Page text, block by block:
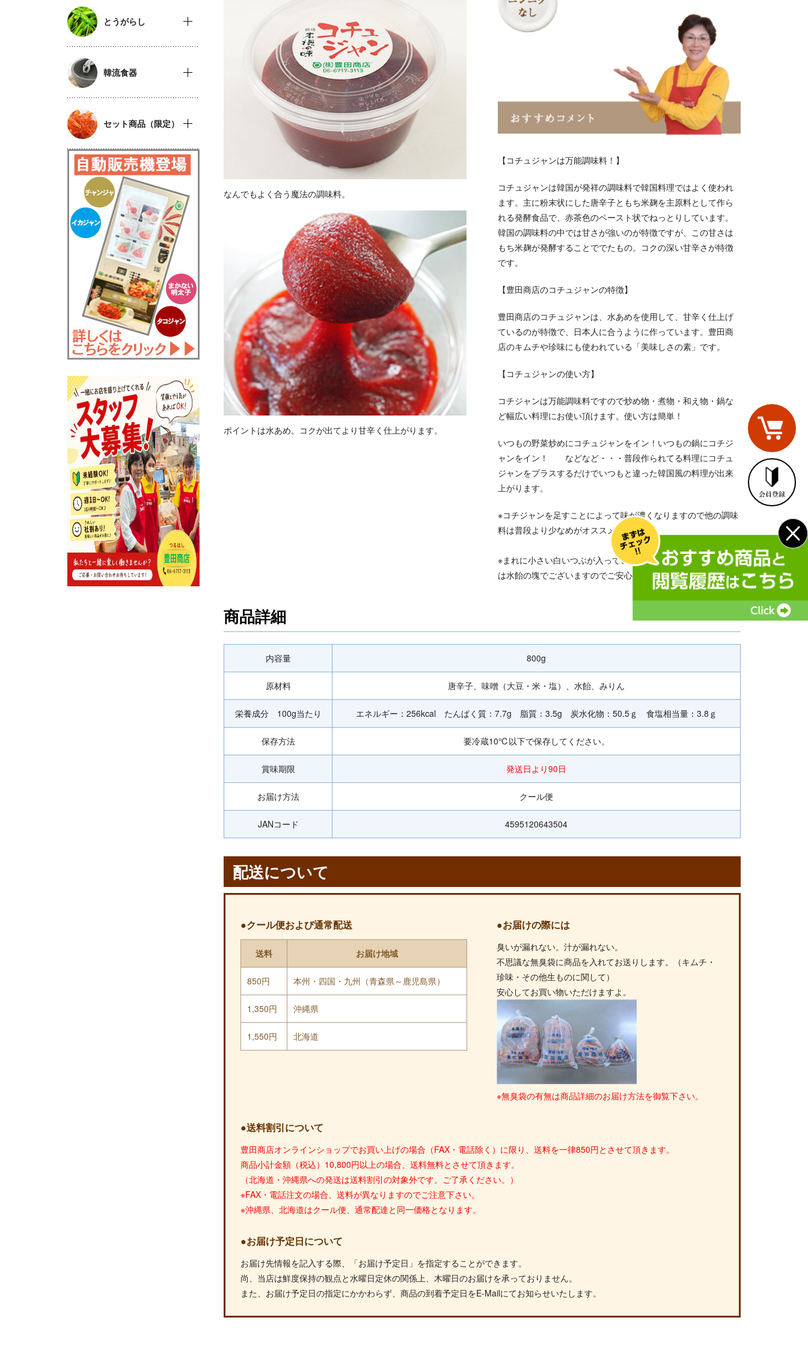
とうがらし
韓流食器
セット商品（限定）
なんでもよく合う魔法の調味料。
ポイントは水あめ。コクが出てより甘辛く仕上がります。
【コチュジャンは万能調味料！】
コチュジャンは韓国が発祥の調味料で韓国料理ではよく使われ
ます。主に粉末状にした唐辛子ともち米麹を主原料として作ら
れる発酵食品で、赤茶色のペースト状でねっとりしています。
韓国の調味料の中では甘さが強いのが特徴ですが、この甘さは
もち米麹が発酵することででたもの。コクの深い甘辛さが特徴
です。
【豊田商店のコチュジャンの特徴】
豊田商店のコチュジャンは、水あめを使用して、甘辛く仕上げ
ているのが特徴で、日本人に合うように作っています。豊田商
店のキムチや珍味にも使われている「美味しさの素」です。
【コチュジャンの使い方】
コチジャンは万能調味料ですので炒め物・煮物・和え物・鍋な
ど幅広い料理にお使い頂けます。使い方は簡単！
いつもの野菜炒めにコチュジャンをイン！いつもの鍋にコチジ
ャンをイン！ などなど・・・普段作られてる料理にコチュ
ジャンをプラスするだけでいつもと違った韓国風の料理が出来
上がります。
※コチジャンを足すことによって味が濃くなりますので他の調味
料は普段より少なめがオススメです。
※まれに小さい白いつぶが入っている場合がございますが、それ
は水飴の塊でございますのでご安心くださいませ。
商品詳細
内容量 800g
原材料 唐辛子、味噌（大豆・米・塩）、水飴、みりん
栄養成分 100g当たり エネルギー：256kcal たんぱく質：7.7g 脂質：3.5g 炭水化物：50.5ｇ 食塩相当量：3.8ｇ
保存方法 要冷蔵10℃以下で保存してください。
賞味期限 発送日より90日
お届け方法 クール便
JANコード 4595120643504
配送について
●クール便および通常配送
送料 お届け地域
850円 本州・四国・九州（青森県～鹿児島県）
1,350円 沖縄県
1,550円 北海道
●お届けの際には
臭いが漏れない。汁が漏れない。
不思議な無臭袋に商品を入れてお送りします。（キムチ・
珍味・その他生ものに関して）
安心してお買い物いただけますよ。
※無臭袋の有無は商品詳細のお届け方法を御覧下さい。
●送料割引について
豊田商店オンラインショップでお買い上げの場合（FAX・電話除く）に限り、送料を一律850円とさせて頂きます。
商品小計金額（税込）10,800円以上の場合、送料無料とさせて頂きます。
（北海道・沖縄県への発送は送料割引の対象外です。ご了承ください。）
※FAX・電話注文の場合、送料が異なりますのでご注意下さい。
※沖縄県、北海道はクール便、通常配達と同一価格となります。
●お届け予定日について
お届け先情報を記入する際、「お届け予定日」を指定することができます。
尚、当店は鮮度保持の観点と水曜日定休の関係上、木曜日のお届けを承っておりません。
また、お届け予定日の指定にかかわらず、商品の到着予定日をE-Mailにてお知らせいたします。